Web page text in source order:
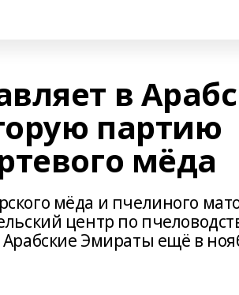
в
партию
мёда
мёда и пчелиного
центр по
Эмираты ещё в